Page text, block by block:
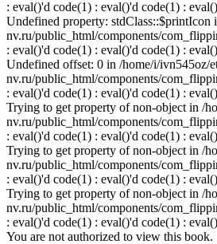
: eval()'d code(1) : eval()'d code(1) :
Undefined property: stdClass::$printIcon
nv.ru/public_html/components/
: eval()'d code(1) : eval()'d code(1) :
Undefined offset: 0 in /home/i/ivn545oz/
nv.ru/public_html/components/
: eval()'d code(1) : eval()'d code(1) :
Trying to get property of non-object in /
nv.ru/public_html/components/
: eval()'d code(1) : eval()'d code(1) :
Trying to get property of non-object in /
nv.ru/public_html/components/
: eval()'d code(1) : eval()'d code(1) :
Trying to get property of non-object in /
nv.ru/public_html/components/
: eval()'d code(1) : eval()'d code(1) :
You are not authorized to view this book.